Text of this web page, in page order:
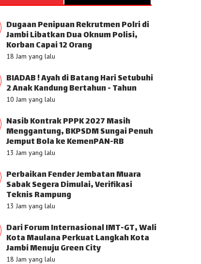
Dugaan Penipuan Rekrutmen Polri di
Jambi Libatkan Dua Oknum Polisi,
Korban Capai 12 Orang
18 Jam yang lalu
BIADAB ! Ayah di Batang Hari Setubuhi
2 Anak Kandung Bertahun - Tahun
10 Jam yang lalu
Nasib Kontrak PPPK 2027 Masih
Menggantung, BKPSDM Sungai Penuh
Jemput Bola ke KemenPAN-RB
13 Jam yang lalu
Perbaikan Fender Jembatan Muara
Sabak Segera Dimulai, Verifikasi
Teknis Rampung
13 Jam yang lalu
Dari Forum Internasional IMT-GT, Wali
Kota Maulana Perkuat Langkah Kota
Jambi Menuju Green City
18 Jam yang lalu